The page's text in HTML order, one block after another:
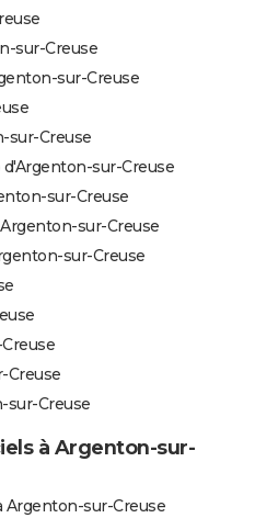
sur-Creuse
sur-Creuse
sur-Creuse
sur-Creuse
sur-Creuse
sur-Creuse
sur-Creuse
Creuse
sur-Creuse
à Argenton-sur-
Argenton-sur-Creuse